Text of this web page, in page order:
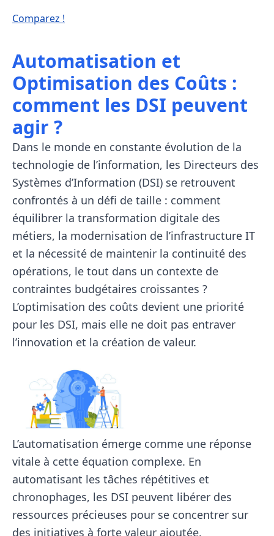
Comparez !
Automatisation et
Optimisation des Coûts :
comment les DSI peuvent
agir ?
Dans le monde en constante évolution de la
technologie de l’information, les Directeurs des
Systèmes d’Information (DSI) se retrouvent
confrontés à un défi de taille : comment
équilibrer la transformation digitale des
métiers, la modernisation de l’infrastructure IT
et la nécessité de maintenir la continuité des
opérations, le tout dans un contexte de
contraintes budgétaires croissantes ?
L’optimisation des coûts devient une priorité
pour les DSI, mais elle ne doit pas entraver
l’innovation et la création de valeur.
L’automatisation émerge comme une réponse
vitale à cette équation complexe. En
automatisant les tâches répétitives et
chronophages, les DSI peuvent libérer des
ressources précieuses pour se concentrer sur
des initiatives à forte valeur ajoutée.